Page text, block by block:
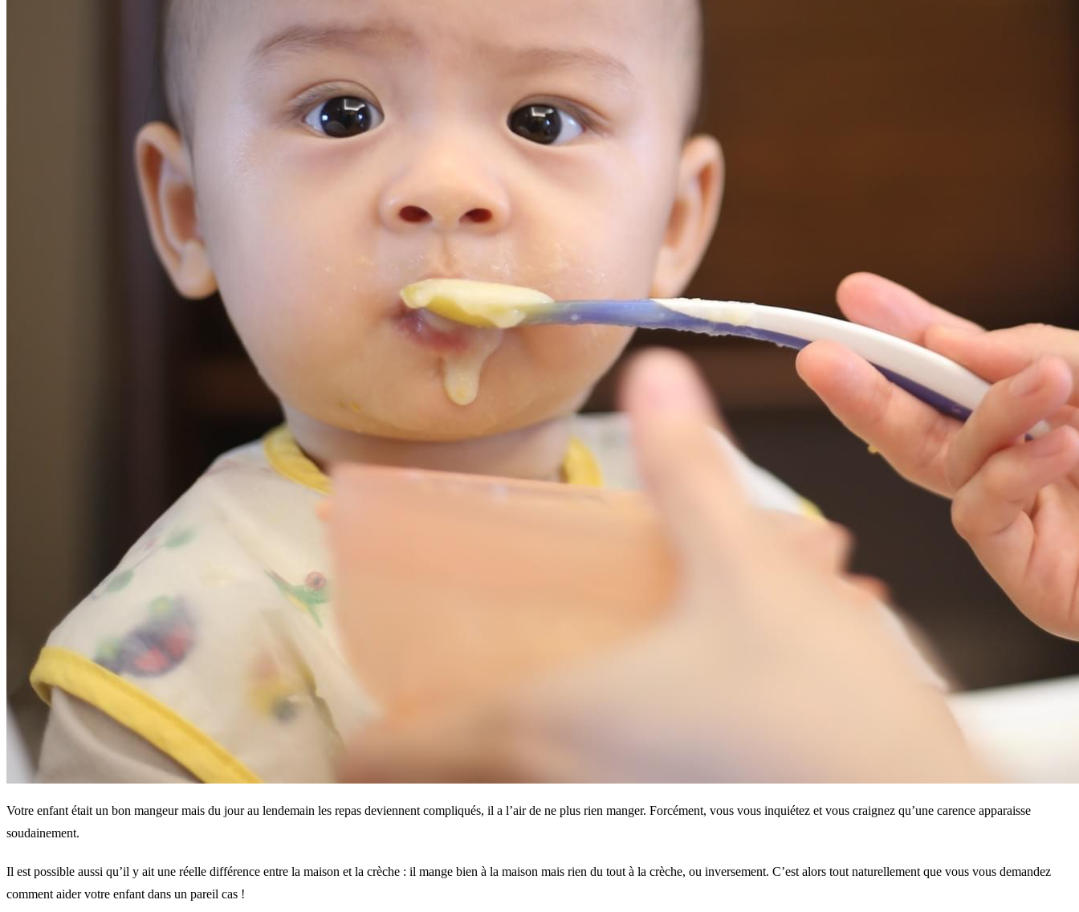
Votre enfant était un bon mangeur mais du jour au lendemain les repas deviennent compliqués, il a l’air de ne plus rien manger. Forcément, vous vous inquiétez et vous craignez qu’une carence apparaisse
soudainement.
Il est possible aussi qu’il y ait une réelle différence entre la maison et la crèche : il mange bien à la maison mais rien du tout à la crèche, ou inversement. C’est alors tout naturellement que vous vous demandez
comment aider votre enfant dans un pareil cas !